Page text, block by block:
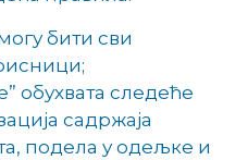
бити сви
обухвата следеће
садржаја
подела у одељке и